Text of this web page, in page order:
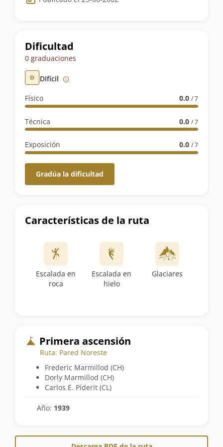
de
ruta
Dificultad
0 graduaciones
Difícil
Físico 0.0 / 7
Técnica 0.0 / 7
Exposición 0.0 / 7
Gradúa la dificultad
Características de la ruta
Escalada en
roca
Escalada en
hielo
Glaciares
Primera ascensión
Ruta: Pared Noreste
Frederic Marmillod (CH)
Dorly Marmillod (CH)
Carlos E. Píderit (CL)
Año: 1939